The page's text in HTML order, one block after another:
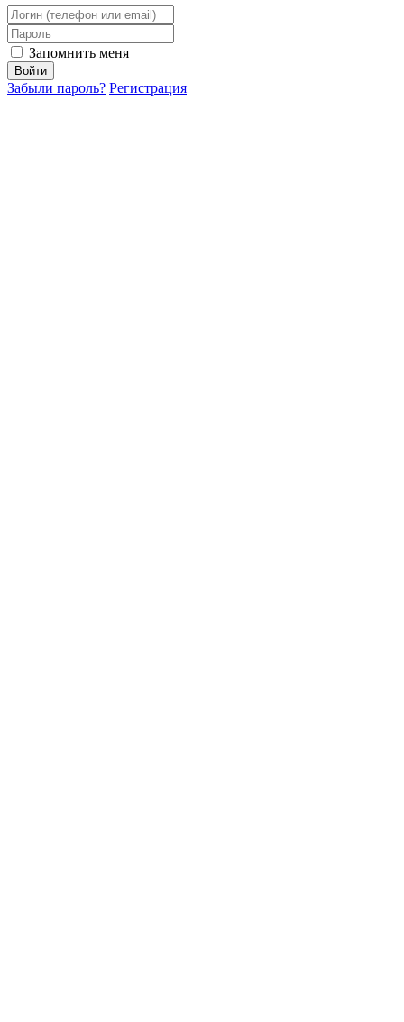
Запомнить меня
Забыли пароль? Регистрация